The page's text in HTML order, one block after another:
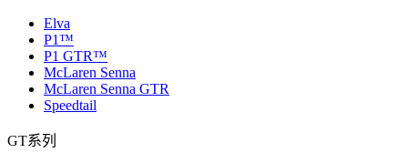
Elva
P1™
P1 GTR™
McLaren Senna
McLaren Senna GTR
Speedtail
GT系列